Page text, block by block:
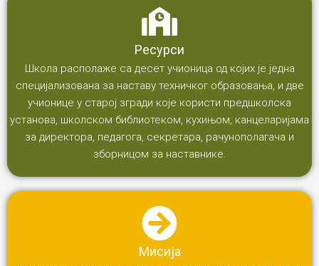
Ресурси
Школа располаже са десет учионица од којих је једна
специјализована за наставу техничког образовања, и две
учионице у старој згради које користи предшколска
установа, школском библиотеком, кухињом, канцеларијама
за директора, педагога, секретара, рачунополагача и
зборницом за наставнике.
Мисија